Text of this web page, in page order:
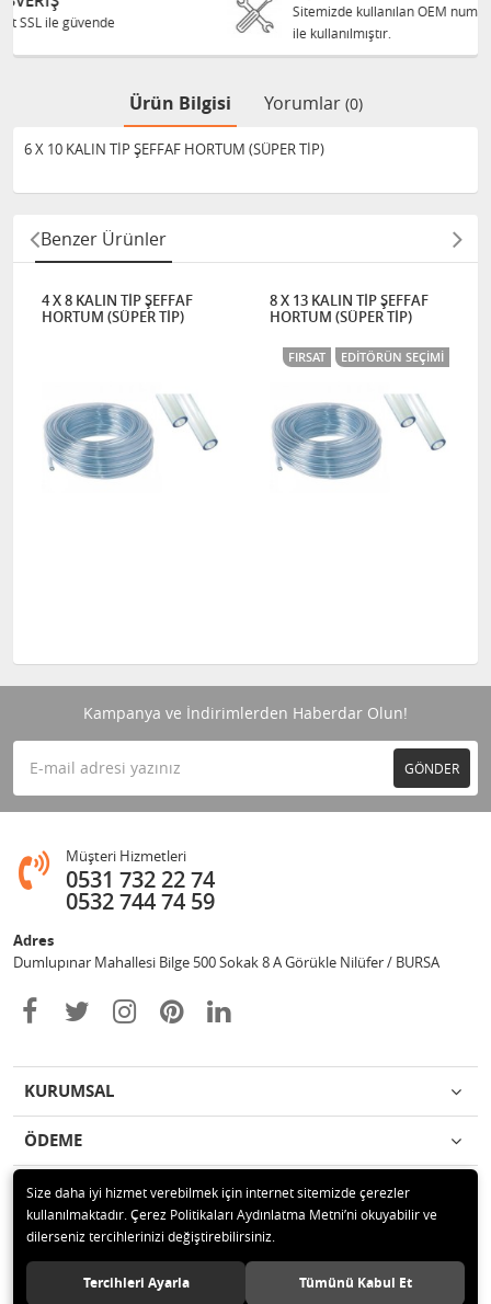
Sitemizde kullanılan OEM numaraları karşılaştırma amacı
ile kullanılmıştır.
Ürün Bilgisi Yorumlar (0)
6 X 10 KALIN TİP ŞEFFAF HORTUM (SÜPER TİP)
Benzer Ürünler
4 X 8 KALIN TİP ŞEFFAF
HORTUM (SÜPER TİP)
8 X 13 KALIN TİP ŞEFFAF
HORTUM (SÜPER TİP)
FIRSAT EDITÖRÜN SEÇIMI
Kampanya ve İndirimlerden Haberdar Olun!
GÖNDER
Müşteri Hizmetleri
0531 732 22 74
0532 744 74 59
Adres
Dumlupınar Mahallesi Bilge 500 Sokak 8 A Görükle Nilüfer / BURSA
KURUMSAL
ÖDEME
İLETİŞİM
© 2020 MAG OTOMOTİV Tüm hakları saklıdır.
Size daha iyi hizmet verebilmek için internet sitemizde çerezler
kullanılmaktadır. Çerez Politikaları Aydınlatma Metni’ni okuyabilir ve
dilerseniz tercihlerinizi değiştirebilirsiniz.
Tercihleri Ayarla Tümünü Kabul Et